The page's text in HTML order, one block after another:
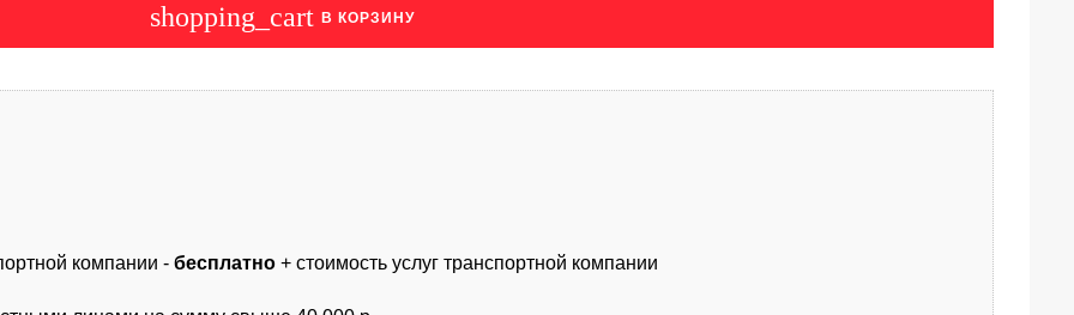
shopping_cart В КОРЗИНУ
компании - бесплатно + стоимость услуг транспортной компании